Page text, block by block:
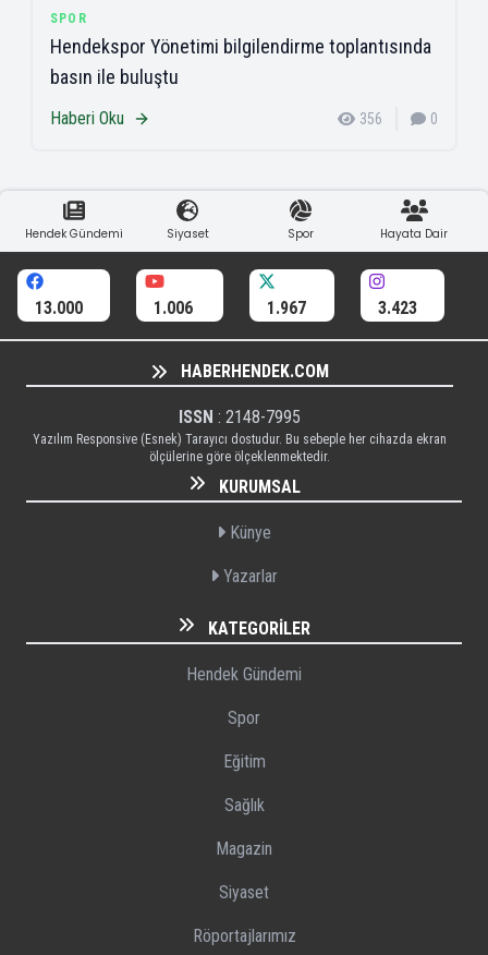
SPOR
Hendekspor Yönetimi bilgilendirme toplantısında
basın ile buluştu
Haberi Oku 356 0
Hendek Gündemi Siyaset Spor Hayata Dair
13.000 1.006 1.967 3.423
HABERHENDEK.COM
ISSN : 2148-7995
Yazılım Responsive (Esnek) Tarayıcı dostudur. Bu sebeple her cihazda ekran
ölçülerine göre ölçeklenmektedir.
KURUMSAL
Künye
Yazarlar
KATEGORILER
Hendek Gündemi
Spor
Eğitim
Sağlık
Magazin
Siyaset
Röportajlarımız